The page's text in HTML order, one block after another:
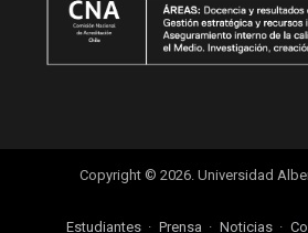
Copyright © 2026. Universidad
Estudiantes Prensa Noticias